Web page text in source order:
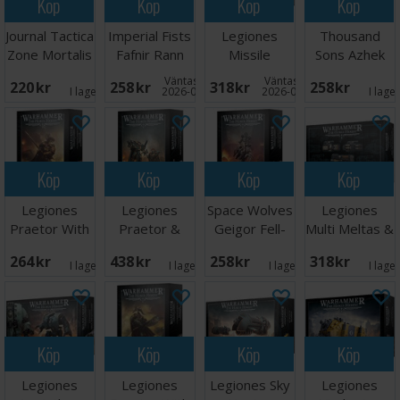
Journal Tactica
Zone Mortalis
220 SEK I lager: 2
Imperial Fists
Fafnir Rann
258 SEK Väntas in:
2026-08-31
Legiones
Missile
Launchers/Heavy
Bolters
318 SEK Väntas in:
2026-08-21
Thousand
Sons Azhek
258 SEK I
Köp
Legiones
Praetor With
264 SEK I lager: 1
Köp
Legiones
Praetor &
Consul
438 SEK I lager: 1
Köp
Space Wolves
Geigor Fell-
258 SEK I lager: 1
Köp
Legiones
Multi Meltas &
Cannons
318 SEK I
Köp
Legiones
Köp
Legiones
Köp
Legiones Sky
Köp
Legiones